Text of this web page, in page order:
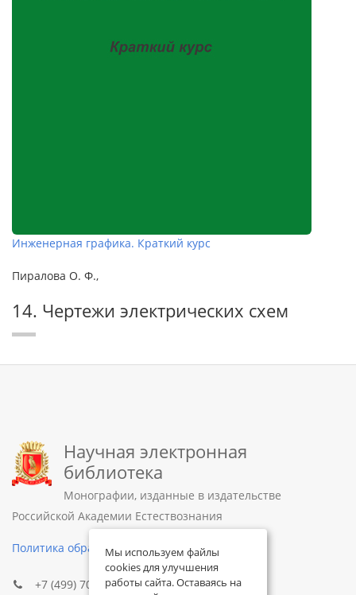
Инженерная графика. Краткий курс
Пиралова О. Ф.,
14. Чертежи электрических схем
Научная электронная
библиотека
Монографии, изданные в издательстве
Российской Академии Естествознания
Политика обработки персональных данных
+7 (499) 705-72-30
Мы используем файлы
cookies для улучшения
работы сайта. Оставаясь на